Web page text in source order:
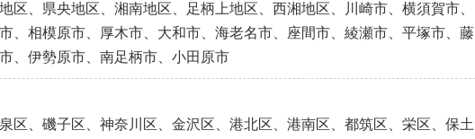
区、県央地区、湘南地区、足柄上地区、西湘地区、川崎市、横須賀市、
、相模原市、厚木市、大和市、海老名市、座間市、綾瀬市、平塚市、藤
、伊勢原市、南足柄市、小田原市
区、磯子区、神奈川区、金沢区、港北区、港南区、都筑区、栄区、保土